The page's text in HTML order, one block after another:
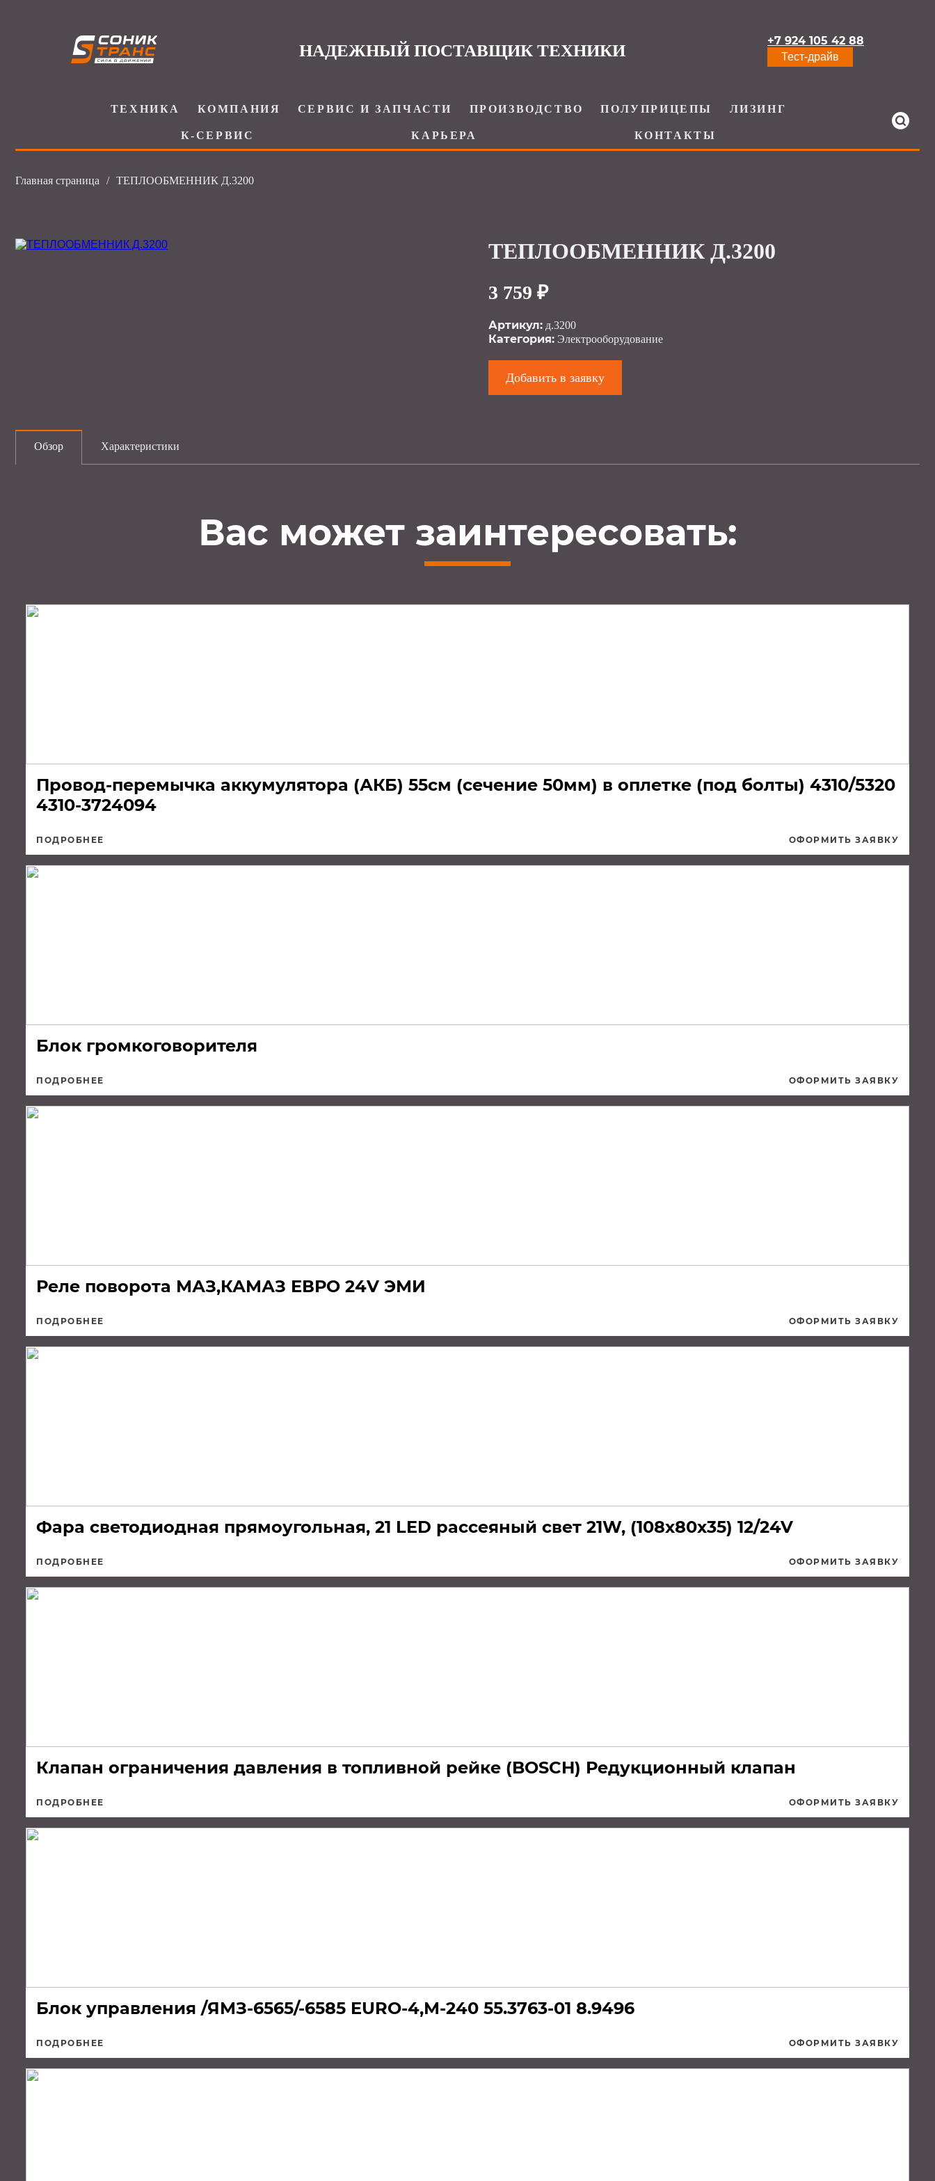
НАДЕЖНЫЙ ПОСТАВЩИК ТЕХНИКИ
+7 924 105 42 88
Тест-драйв
ТЕХНИКА КОМПАНИЯ СЕРВИС И ЗАПЧАСТИ ПРОИЗВОДСТВО ПОЛУПРИЦЕПЫ ЛИЗИНГ
К-СЕРВИС КАРЬЕРА КОНТАКТЫ
Главная страница / ТЕПЛООБМЕННИК Д.3200
ТЕПЛООБМЕННИК Д.3200
3 759 ₽
Артикул: д.3200
Категория: Электрооборудование
Добавить в заявку
Обзор Характеристики
Вас может заинтересовать:
Провод-перемычка аккумулятора (АКБ) 55см (сечение 50мм) в оплетке (под болты) 4310/5320
4310-3724094
ПОДРОБНЕЕ ОФОРМИТЬ ЗАЯВКУ
Блок громкоговорителя
ПОДРОБНЕЕ ОФОРМИТЬ ЗАЯВКУ
Реле поворота МАЗ,КАМАЗ ЕВРО 24V ЭМИ
ПОДРОБНЕЕ ОФОРМИТЬ ЗАЯВКУ
Фара светодиодная прямоугольная, 21 LED рассеяный свет 21W, (108х80х35) 12/24V
ПОДРОБНЕЕ ОФОРМИТЬ ЗАЯВКУ
Клапан ограничения давления в топливной рейке (BOSCH) Редукционный клапан
ПОДРОБНЕЕ ОФОРМИТЬ ЗАЯВКУ
Блок управления /ЯМЗ-6565/-6585 EURO-4,М-240 55.3763-01 8.9496
ПОДРОБНЕЕ ОФОРМИТЬ ЗАЯВКУ